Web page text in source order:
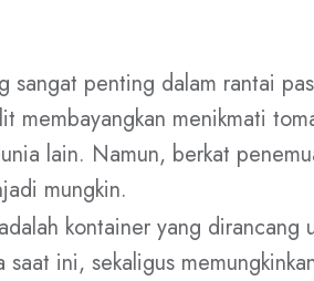
sangat penting dalam rantai
membayangkan menikmati
lain. Namun, berkat
mungkin.
kontainer yang dirancang
ini, sekaligus